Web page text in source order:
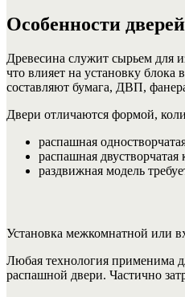
Особенности
Древесина служит сырьем для
что влияет на установку
составляют бумага, ДВП,
Двери отличаются формой,
распашная
распашная
раздвижная модель
Установка межкомнатной или
Любая технология применима
распашной двери. Частично